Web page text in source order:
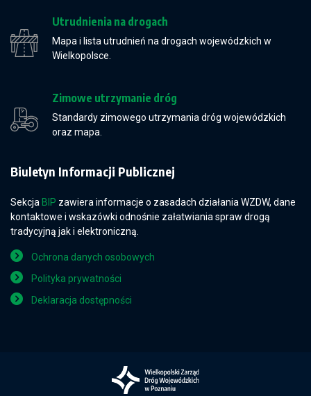
Utrudnienia na drogach
Mapa i lista utrudnień na drogach wojewódzkich w
Wielkopolsce.
Zimowe utrzymanie dróg
Standardy zimowego utrzymania dróg wojewódzkich
oraz mapa.
Biuletyn Informacji Publicznej
Sekcja BIP zawiera informacje o zasadach działania WZDW, dane
kontaktowe i wskazówki odnośnie załatwiania spraw drogą
tradycyjną jak i elektroniczną.
Ochrona danych osobowych
Polityka prywatności
Deklaracja dostępności